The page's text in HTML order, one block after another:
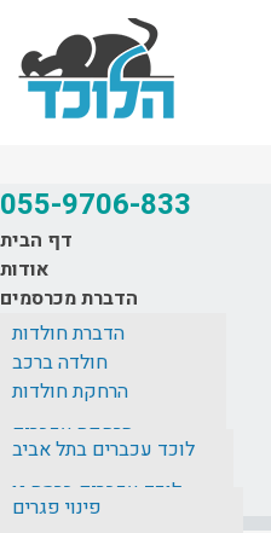
055-9706-833
דף הבית
אודות
הדברת מכרסמים
הדברת חולדות
הדברת עכברים
הדברת חולדות בגג רעפים
לוכד חולדות
חולדה ברכב
חולדה במטבח
חולדות בבניין
חולדה באסלה
הרחקת מכרסמים
הרחקת חולדות
הרחקת עכברים
מחירון
לוכד עכברים בתל אביב
לוכד עכברים ברמת גן
המלצות
פינוי פגרים
צור קשר